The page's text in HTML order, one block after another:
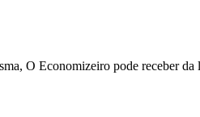
O Economizeiro pode receber da